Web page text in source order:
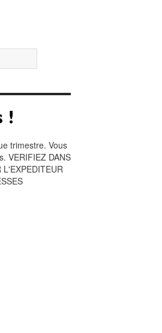
!
trimestre. Vous
VERIFIEZ DANS
L'EXPEDITEUR